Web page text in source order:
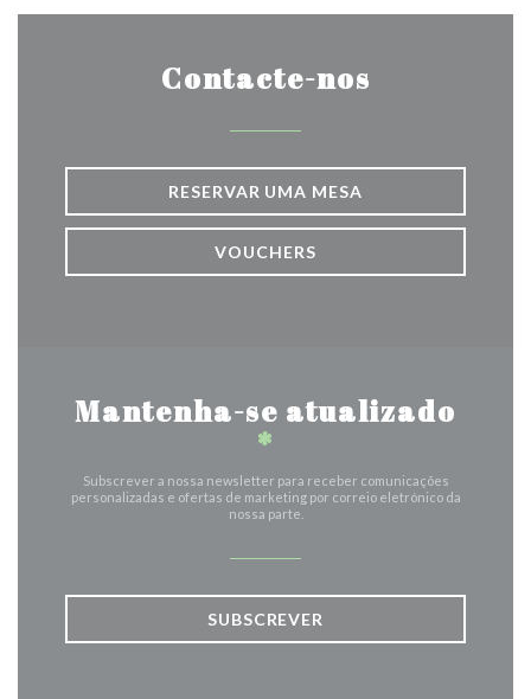
Contacte-nos
RESERVAR UMA MESA
VOUCHERS
Mantenha-se atualizado
*
Subscrever a nossa newsletter para receber comunicações
personalizadas e ofertas de marketing por correio eletrónico da
nossa parte.
SUBSCREVER